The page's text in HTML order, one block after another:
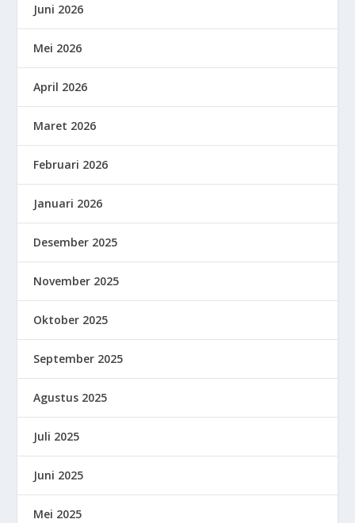
Juni 2026
Mei 2026
April 2026
Maret 2026
Februari 2026
Januari 2026
Desember 2025
November 2025
Oktober 2025
September 2025
Agustus 2025
Juli 2025
Juni 2025
Mei 2025